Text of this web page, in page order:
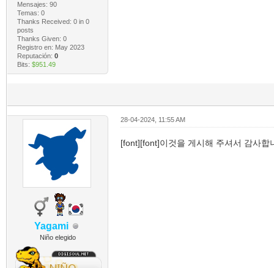
Mensajes: 90
Temas: 0
Thanks Received: 0in 0
posts
Thanks Given: 0
Registro en: May 2023
Reputación: 0
Bits: $951.49
Yagami
Niño elegido
28-04-2024, 11:55 AM
[font][font]이것을 게시해 주셔서 감사합